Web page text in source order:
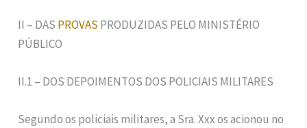
II – DAS PROVAS PRODUZIDAS PELO MINISTÉRIO
PÚBLICO
II.1 – DOS DEPOIMENTOS DOS POLICIAIS MILITARES
Segundo os policiais militares, a Sra. Xxx os acionou no